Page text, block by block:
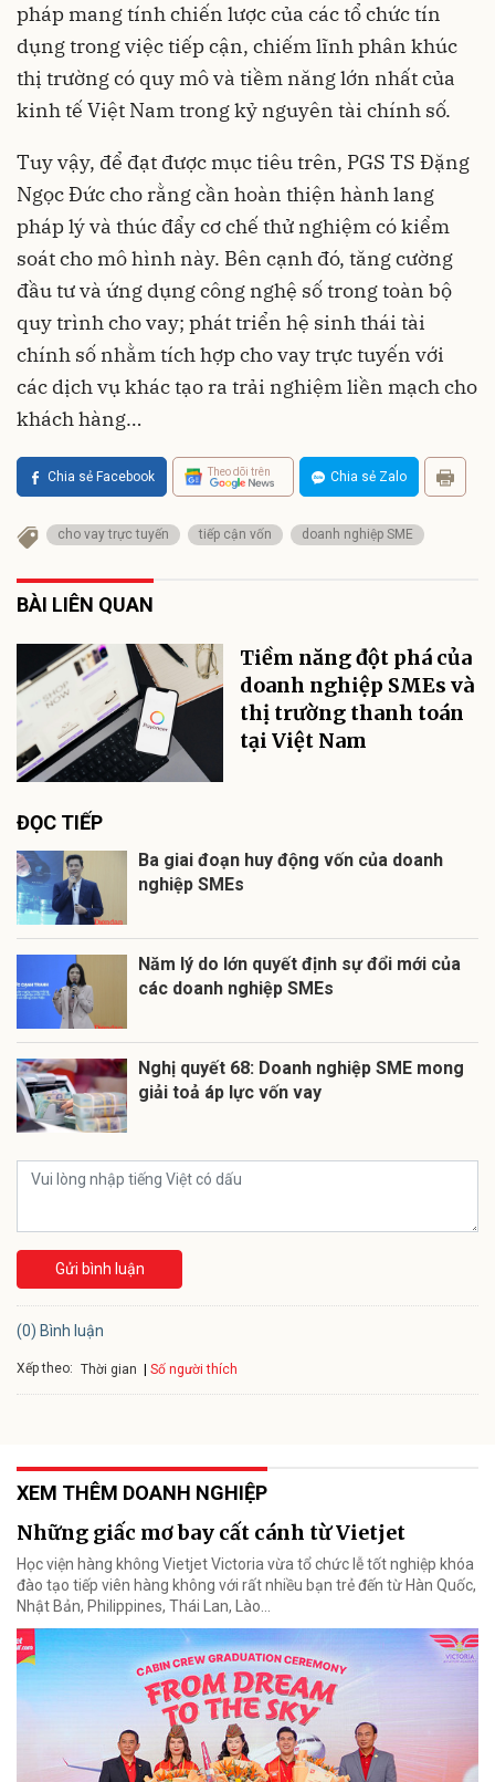
pháp mang tính chiến lược của các tổ chức tín
dụng trong việc tiếp cận, chiếm lĩnh phân khúc
thị trường có quy mô và tiềm năng lớn nhất của
kinh tế Việt Nam trong kỷ nguyên tài chính số.
Tuy vậy, để đạt được mục tiêu trên, PGS TS Đặng
Ngọc Đức cho rằng cần hoàn thiện hành lang
pháp lý và thúc đẩy cơ chế thử nghiệm có kiểm
soát cho mô hình này. Bên cạnh đó, tăng cường
đầu tư và ứng dụng công nghệ số trong toàn bộ
quy trình cho vay; phát triển hệ sinh thái tài
chính số nhằm tích hợp cho vay trực tuyến với
các dịch vụ khác tạo ra trải nghiệm liền mạch cho
khách hàng…
Chia sẻ Facebook Theo dõi trên Chia sẻ Zalo
cho vay trực tuyến tiếp cận vốn doanh nghiệp SME
BÀI LIÊN QUAN
Tiềm năng đột phá của
doanh nghiệp SMEs và
thị trường thanh toán
tại Việt Nam
ĐỌC TIẾP
Ba giai đoạn huy động vốn của doanh
nghiệp SMEs
Năm lý do lớn quyết định sự đổi mới của
các doanh nghiệp SMEs
Nghị quyết 68: Doanh nghiệp SME mong
giải toả áp lực vốn vay
Gửi bình luận
(0) Bình luận
Xếp theo: Thời gian Số người thích
XEM THÊM DOANH NGHIỆP
Những giấc mơ bay cất cánh từ Vietjet
Học viện hàng không Vietjet Victoria vừa tổ chức lễ tốt nghiệp khóa
đào tạo tiếp viên hàng không với rất nhiều bạn trẻ đến từ Hàn Quốc,
Nhật Bản, Philippines, Thái Lan, Lào…